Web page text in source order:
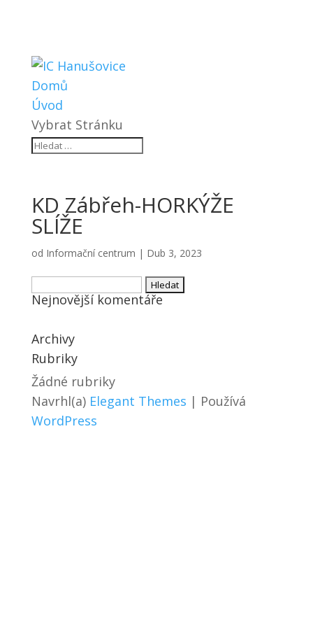
Domů
Úvod
Vybrat Stránku
KD Zábřeh-HORKÝŽE
SLÍŽE
od Informační centrum | Dub 3, 2023
Vyhledávání
Nejnovější komentáře
Archivy
Rubriky
Žádné rubriky
Navrhl(a) Elegant Themes | Používá
WordPress